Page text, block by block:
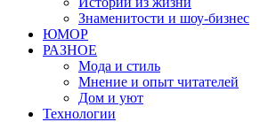
Знаменитости и шоу-бизнес
ЮМОР
РАЗНОЕ
Мода и стиль
Мнение и опыт читателей
Дом и уют
Технологии